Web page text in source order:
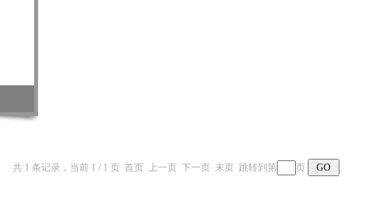
共 1 条记录，当前 1 / 1 页 首页 上一页 下一页 末页 跳转到第 页